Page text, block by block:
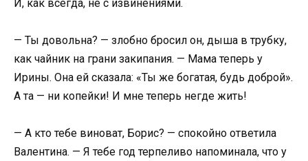
И, как всегда, не с извинениями.
— Ты довольна? — злобно бросил он, дыша в трубку,
как чайник на грани закипания. — Мама теперь у
Ирины. Она ей сказала: «Ты же богатая, будь доброй».
А та — ни копейки! И мне теперь негде жить!
— А кто тебе виноват, Борис? — спокойно ответила
Валентина. — Я тебе год терпеливо напоминала, что у